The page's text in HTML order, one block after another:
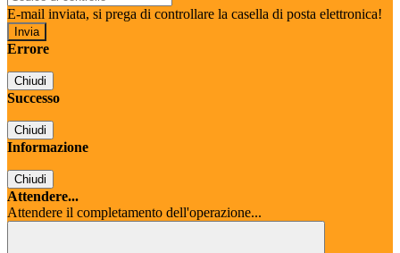
E-mail inviata, si prega di controllare la casella di posta elettronica!
Errore
Chiudi
Successo
Chiudi
Informazione
Chiudi
Attendere...
Attendere il completamento dell'operazione...